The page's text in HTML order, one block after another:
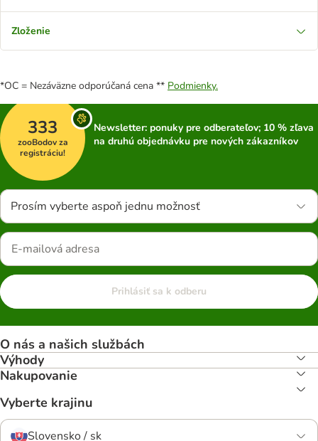
Zloženie
*OC = Nezáväzne odporúčaná cena ** Podmienky.
333
zooBodov za
registráciu!
Newsletter: ponuky pre odberateľov; 10 % zľava
na druhú objednávku pre nových zákazníkov
Prosím vyberte aspoň jednu možnosť
Prihlásiť sa k odberu
O nás a našich službách
Výhody
Nakupovanie
Vyberte krajinu
Slovensko / sk